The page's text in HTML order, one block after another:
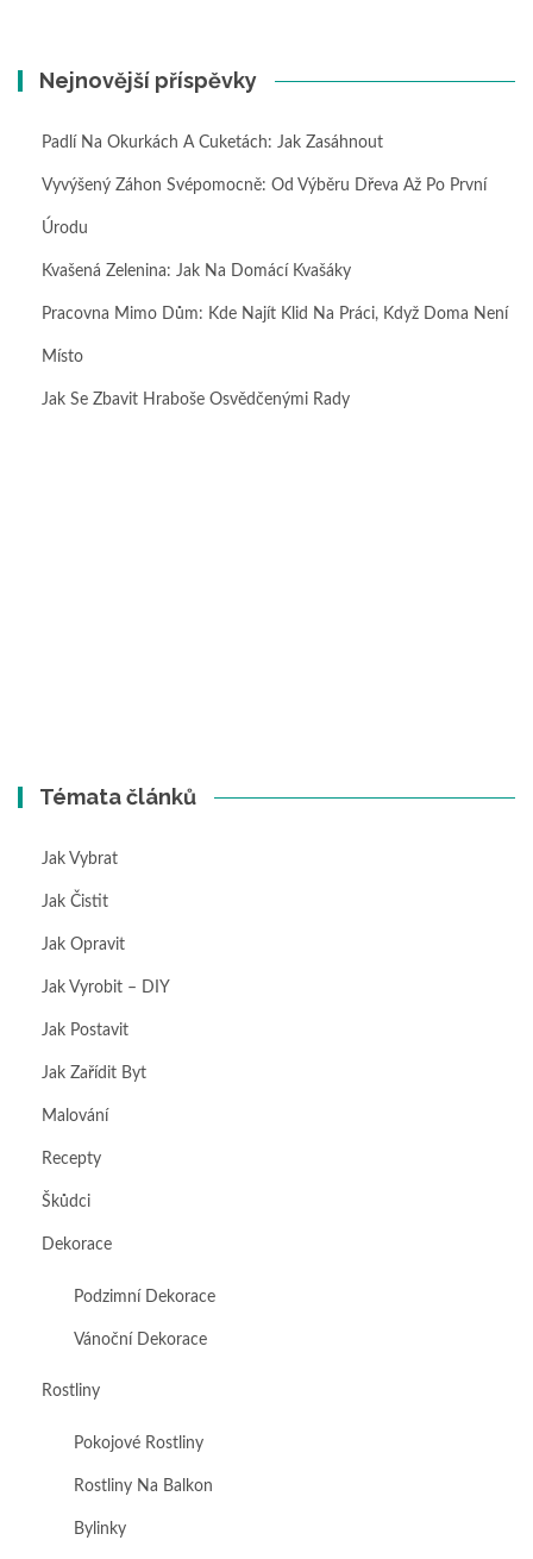
Nejnovější příspěvky
Padlí Na Okurkách A Cuketách: Jak Zasáhnout
Vyvýšený Záhon Svépomocně: Od Výběru Dřeva Až Po První
Úrodu
Kvašená Zelenina: Jak Na Domácí Kvašáky
Pracovna Mimo Dům: Kde Najít Klid Na Práci, Když Doma Není
Místo
Jak Se Zbavit Hraboše Osvědčenými Rady
Témata článků
Jak Vybrat
Jak Čistit
Jak Opravit
Jak Vyrobit – DIY
Jak Postavit
Jak Zařídit Byt
Malování
Recepty
Škůdci
Dekorace
Podzimní Dekorace
Vánoční Dekorace
Rostliny
Pokojové Rostliny
Rostliny Na Balkon
Bylinky